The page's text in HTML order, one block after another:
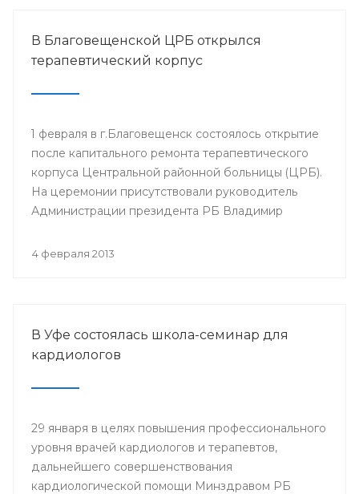
В Благовещенской ЦРБ открылся
терапевтический корпус
1 февраля в г.Благовещенск состоялось открытие
после капитального ремонта терапевтического
корпуса Центральной районной больницы (ЦРБ).
На церемонии присутствовали руководитель
Администрации президента РБ Владимир
Шебаев, глава администрации МР
4 февраля 2013
В Уфе состоялась школа-семинар для
кардиологов
29 января в целях повышения профессионального
уровня врачей кардиологов и терапевтов,
дальнейшего совершенствования
кардиологической помощи Минздравом РБ